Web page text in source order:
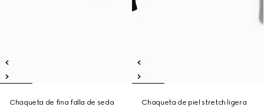
Chaqueta de fina falla de seda
Chaqueta de piel stretch ligera